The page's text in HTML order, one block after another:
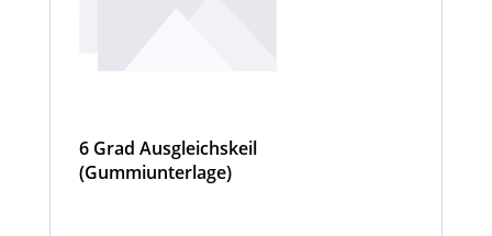
6 Grad Ausgleichskeil
(Gummiunterlage)